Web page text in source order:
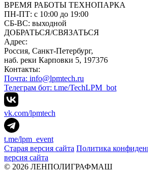
ВРЕМЯ РАБОТЫ ТЕХНОПАРКА
ПН-ПТ: с 10:00 до 19:00
CБ-ВС: выходной
ДОБРАТЬСЯ/СВЯЗАТЬСЯ
Адрес:
Россия, Санкт-Петербург,
наб. реки Карповки 5, 197376
Контакты:
Почта: info@lpmtech.ru
Телеграм бот: t.me/TechLPM_bot
vk.com/lpmtech
t.me/lpm_event
Старая версия сайта Политика
версия сайта
© 2026 ЛЕНПОЛИГРАФМАШ